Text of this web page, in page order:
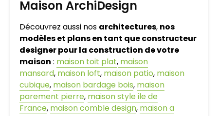
Maison ArchiDesign
Découvrez aussi nos architectures, nos
modèles et plans en tant que constructeur
designer pour la construction de votre
maison : maison toit plat, maison
mansard, maison loft, maison patio, maison
cubique, maison bardage bois, maison
parement pierre, maison style ile de
France, maison comble design, maison a